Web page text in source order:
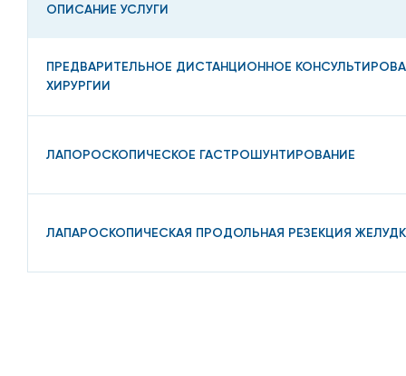
ОПИСАНИЕ УСЛУГИ
ПРЕДВАРИТЕЛЬНОЕ ДИСТАНЦИОННОЕ
ХИРУРГИИ
ЛАПОРОСКОПИЧЕСКОЕ ГАСТРОШУНТИРОВАНИЕ
ЛАПАРОСКОПИЧЕСКАЯ ПРОДОЛЬНАЯ РЕЗЕКЦИЯ